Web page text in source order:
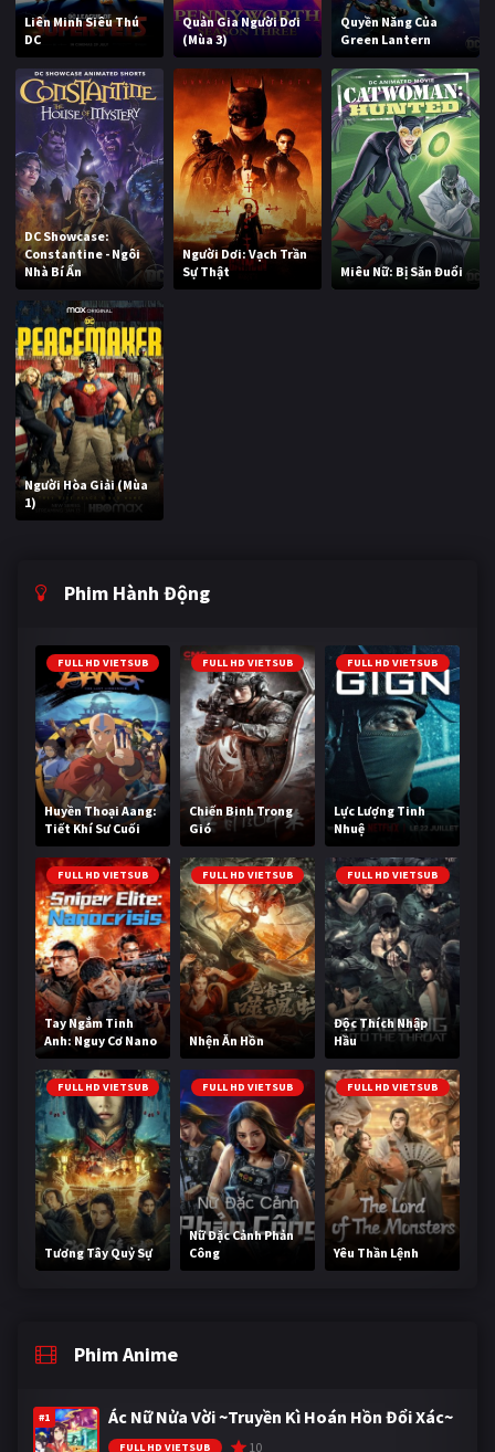
Liên Minh Siêu Thú
DC
Quản Gia Người Dơi
(Mùa 3)
Quyền Năng Của
Green Lantern
DC Showcase:
Constantine - Ngôi
Nhà Bí Ẩn
Người Dơi: Vạch Trần
Sự Thật
Miêu Nữ: Bị Săn Đuổi
Người Hòa Giải (Mùa
1)
Phim Hành Động
FULL HD VIETSUB
Huyền Thoại Aang:
Tiết Khí Sư Cuối
Cùng
FULL HD VIETSUB
Chiến Binh Trong
Gió
FULL HD VIETSUB
Lực Lượng Tinh
Nhuệ
FULL HD VIETSUB
Tay Ngắm Tinh
Anh: Nguy Cơ Nano
FULL HD VIETSUB
Nhện Ăn Hồn
FULL HD VIETSUB
Độc Thích Nhập
Hầu
FULL HD VIETSUB
Tương Tây Quỷ Sự
FULL HD VIETSUB
Nữ Đặc Cảnh Phản
Công
FULL HD VIETSUB
Yêu Thần Lệnh
Phim Anime
#1 Ác Nữ Nửa Vời ~Truyền Kì Hoán Hồn Đổi Xác~
FULL HD VIETSUB 10